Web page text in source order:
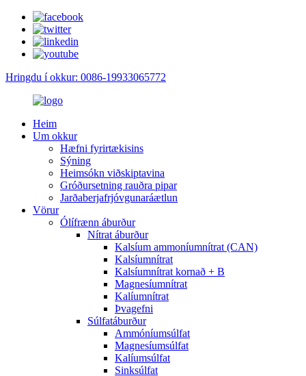
Hringdu í okkur: 0086-19933065772
Heim
Um okkur
Hæfni fyrirtækisins
Sýning
Heimsókn viðskiptavina
Gróðursetning rauðra pipar
Jarðaberjafrjóvgunaráætlun
Vörur
Ólífrænn áburður
Nítrat áburður
Kalsíum ammoníumnítrat (CAN)
Kalsíumnítrat
Kalsíumnítrat kornað + B
Magnesíumnítrat
Kalíumnítrat
Þvagefni
Súlfatáburður
Ammóníumsúlfat
Magnesíumsúlfat
Kalíumsúlfat
Sinksúlfat